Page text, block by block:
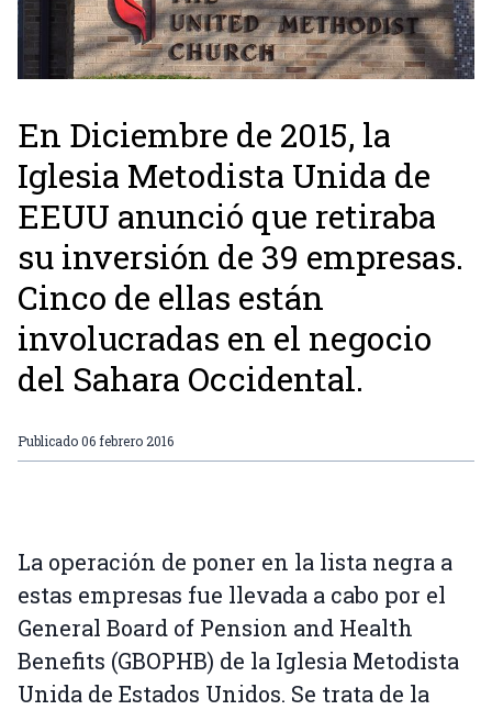
En Diciembre de 2015, la
Iglesia Metodista Unida de
EEUU anunció que retiraba
su inversión de 39 empresas.
Cinco de ellas están
involucradas en el negocio
del Sahara Occidental.
Publicado06 febrero 2016
La operación de poner en la lista negra a
estas empresas fue llevada a cabo por el
General Board of Pension and Health
Benefits (GBOPHB) de la Iglesia Metodista
Unida de Estados Unidos. Se trata de la